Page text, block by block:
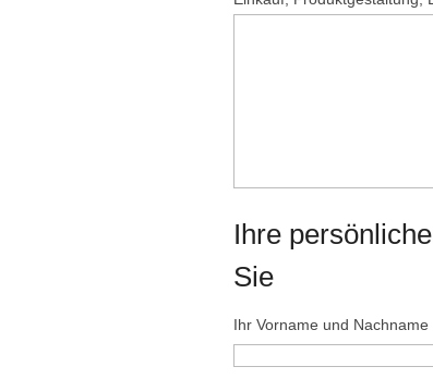
Ihre
Sie
Ihr Vorname und Nachname